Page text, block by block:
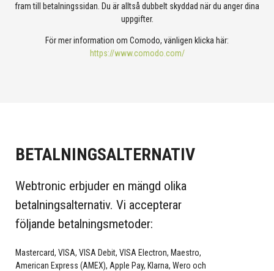
fram till betalningssidan. Du är alltså dubbelt skyddad när du anger dina
uppgifter.
För mer information om Comodo, vänligen klicka här:
https://www.comodo.com/
BETALNINGSALTERNATIV
Webtronic erbjuder en mängd olika
betalningsalternativ. Vi accepterar
följande betalningsmetoder:
Mastercard, VISA, VISA Debit, VISA Electron, Maestro,
American Express (AMEX), Apple Pay, Klarna, Wero och